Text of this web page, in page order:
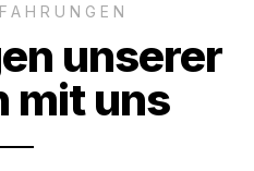
unserer
mit uns